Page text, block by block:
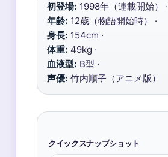
初登場: 1998年（連載開始） ·
年齢: 12歳（物語開始時） ·
身長: 154cm ·
体重: 49kg ·
血液型: B型 ·
声優: 竹内順子（アニメ版）
クイックスナップショット